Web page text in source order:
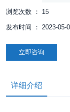
浏览次数 ： 15
发布时间 ： 2023-05-
立即咨询
详细介绍